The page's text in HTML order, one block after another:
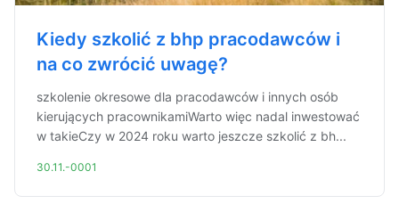
Kiedy szkolić z bhp pracodawców i
na co zwrócić uwagę?
szkolenie okresowe dla pracodawców i innych osób
kierujących pracownikamiWarto więc nadal inwestować
w takieCzy w 2024 roku warto jeszcze szkolić z bh...
30.11.-0001